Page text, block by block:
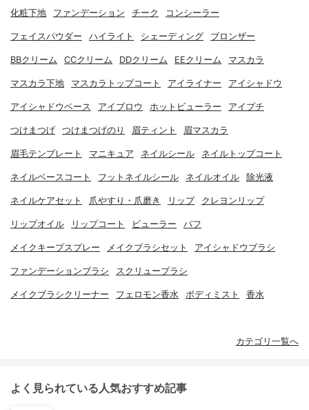
化粧下地 ファンデーション チーク コンシーラー
フェイスパウダー ハイライト シェーディング ブロンザー
BBクリーム CCクリーム DDクリーム EEクリーム マスカラ
マスカラ下地 マスカラトップコート アイライナー アイシャドウ
アイシャドウベース アイブロウ ホットビューラー アイプチ
つけまつげ つけまつげのり 眉ティント 眉マスカラ
眉毛テンプレート マニキュア ネイルシール ネイルトップコート
ネイルベースコート フットネイルシール ネイルオイル 除光液
ネイルケアセット 爪やすり・爪磨き リップ クレヨンリップ
リップオイル リップコート ビューラー パフ
メイクキープスプレー メイクブラシセット アイシャドウブラシ
ファンデーションブラシ スクリューブラシ
メイクブラシクリーナー フェロモン香水 ボディミスト 香水
カテゴリ一覧へ
よく見られている人気おすすめ記事